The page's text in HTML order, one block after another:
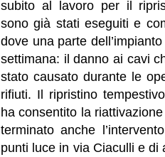
subito al lavoro per il
sono già stati eseguiti e
dove una parte
settimana: il danno ai cavi
stato causato durante le
rifiuti. Il ripristino
ha consentito la
terminato anche
punti luce in via Ciaculli e di